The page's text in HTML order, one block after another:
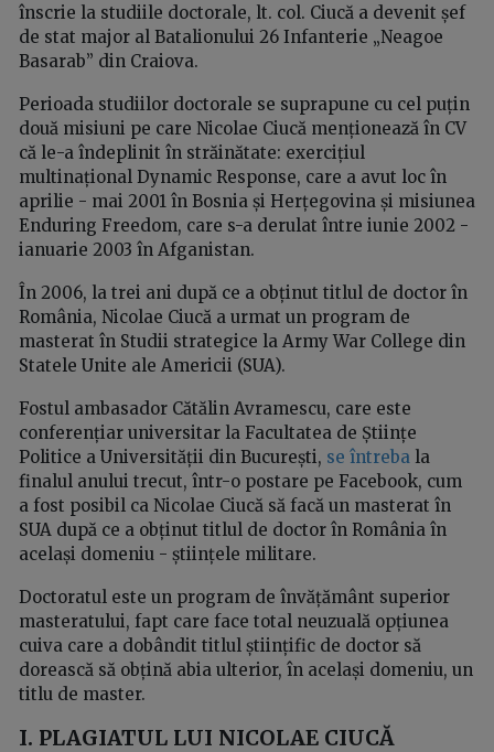
înscrie la studiile doctorale, lt. col. Ciucă a devenit șef
de stat major al Batalionului 26 Infanterie „Neagoe
Basarab” din Craiova.
Perioada studiilor doctorale se suprapune cu cel puțin
două misiuni pe care Nicolae Ciucă menționează în CV
că le-a îndeplinit în străinătate: exercițiul
multinațional Dynamic Response, care a avut loc în
aprilie - mai 2001 în Bosnia și Herțegovina și misiunea
Enduring Freedom, care s-a derulat între iunie 2002 -
ianuarie 2003 în Afganistan.
În 2006, la trei ani după ce a obținut titlul de doctor în
România, Nicolae Ciucă a urmat un program de
masterat în Studii strategice la Army War College din
Statele Unite ale Americii (SUA).
Fostul ambasador Cătălin Avramescu, care este
conferențiar universitar la Facultatea de Științe
Politice a Universității din București, se întreba la
finalul anului trecut, într-o postare pe Facebook, cum
a fost posibil ca Nicolae Ciucă să facă un masterat în
SUA după ce a obținut titlul de doctor în România în
același domeniu - științele militare.
Doctoratul este un program de învățământ superior
masteratului, fapt care face total neuzuală opțiunea
cuiva care a dobândit titlul științific de doctor să
dorească să obțină abia ulterior, în același domeniu, un
titlu de master.
I. PLAGIATUL LUI NICOLAE CIUCĂ